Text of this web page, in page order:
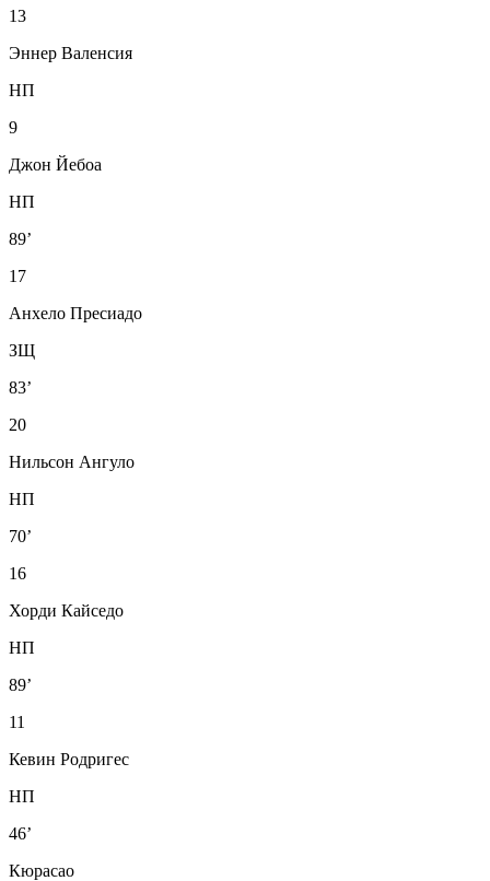
13
Эннер Валенсия
НП
9
Джон Йебоа
НП
89’
17
Анхело Пресиадо
ЗЩ
83’
20
Нильсон Ангуло
НП
70’
16
Хорди Кайседо
НП
89’
11
Кевин Родригес
НП
46’
Кюрасао